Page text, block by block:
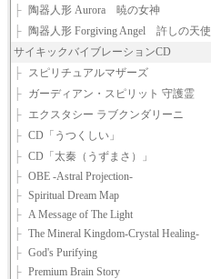
├ 陶器人形 Aurora 暁の女神
├ 陶器人形 Forgiving Angel 許しの天使
サイキックバイブレーションCD
├ スピリチュアルマザーズ
├ ガーディアン・スピリット 守護霊
├ エクスタシー ラブクンダリーニ
├ CD「うつくしい」
├ CD「太秦（うずまさ）」
├ OBE -Astral Projection-
├ Spiritual Dream Map
├ A Message of The Light
├ The Mineral Kingdom-Crystal Healing-
├ God's Purifying
├ Premium Brain Story